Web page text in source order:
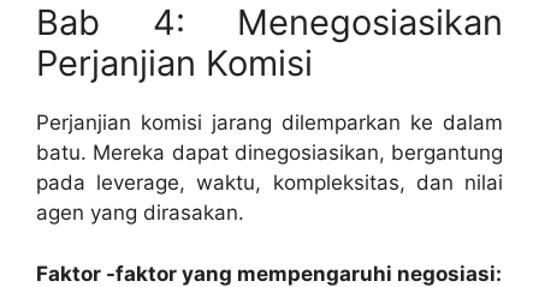
Bab 4: Menegosiasikan
Perjanjian Komisi
Perjanjian komisi jarang dilemparkan ke dalam
batu. Mereka dapat dinegosiasikan, bergantung
pada leverage, waktu, kompleksitas, dan nilai
agen yang dirasakan.
Faktor -faktor yang mempengaruhi negosiasi: